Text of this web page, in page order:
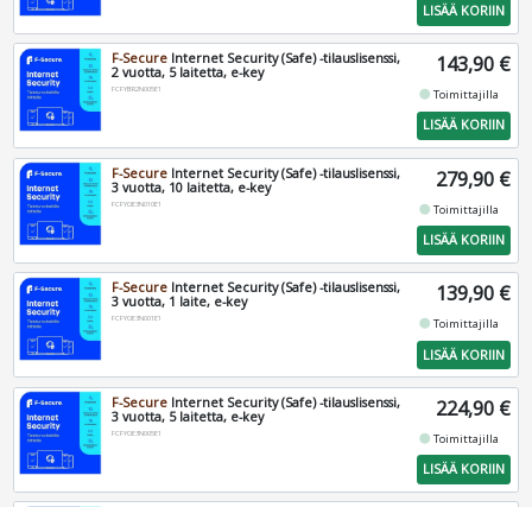
LISÄÄ KORIIN
F-Secure Internet Security (Safe) -tilauslisenssi,
2 vuotta, 5 laitetta, e-key
FCFYBR2N005E1
143,90 €
fiber_manual_recordToimittajilla
LISÄÄ KORIIN
F-Secure Internet Security (Safe) -tilauslisenssi,
3 vuotta, 10 laitetta, e-key
FCFYOE3N010E1
279,90 €
fiber_manual_recordToimittajilla
LISÄÄ KORIIN
F-Secure Internet Security (Safe) -tilauslisenssi,
3 vuotta, 1 laite, e-key
FCFYOE3N001E1
139,90 €
fiber_manual_recordToimittajilla
LISÄÄ KORIIN
F-Secure Internet Security (Safe) -tilauslisenssi,
3 vuotta, 5 laitetta, e-key
FCFYOE3N005E1
224,90 €
fiber_manual_recordToimittajilla
LISÄÄ KORIIN